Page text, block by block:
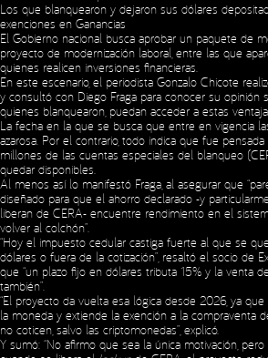
Los que blanquearon y dejaron sus dólares
exenciones en Ganancias
El Gobierno nacional busca aprobar un paquete de
proyecto de modernización laboral, entre las que
quienes realicen inversiones financieras.
En este escenario, el periodista Gonzalo Chicote
y consultó con Diego Fraga para conocer su opinión
quienes blanquearon, puedan acceder a estas
La fecha en la que se busca que entre en vigencia
azarosa. Por el contrario, todo indica que fue
millones de las cuentas especiales del blanqueo
quedar disponibles.
Al menos así lo manifestó Fraga, al asegurar que
diseñado para que el ahorro declarado -y
liberan de CERA- encuentre rendimiento en el
volver al colchón”.
“Hoy el impuesto cedular castiga fuerte al que se
dólares o fuera de la cotización”, resaltó el socio de
que “un plazo fijo en dólares tributa 15% y la venta
también”.
“El proyecto da vuelta esa lógica desde 2026, ya
la moneda y extiende la exención a la compraventa
no coticen, salvo las criptomonedas”, explicó.
Y sumó: “No afirmo que sea la única motivación,